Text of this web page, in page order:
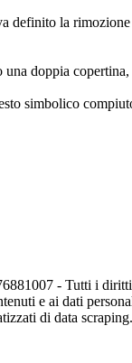
definito la
una doppia
simbolico
- Tutti i
e ai dati
di data scraping.